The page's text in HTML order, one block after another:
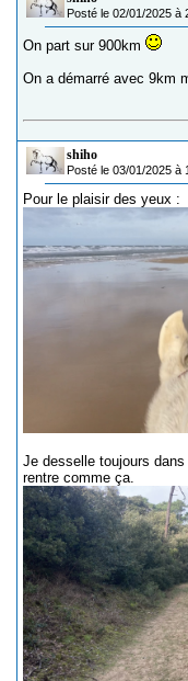
Posté le 02/01/2025 à
On part sur 900km
On a démarré avec 9km
shiho
Posté le 03/01/2025 à
Pour le plaisir des yeux :
Je desselle toujours
rentre comme ça.